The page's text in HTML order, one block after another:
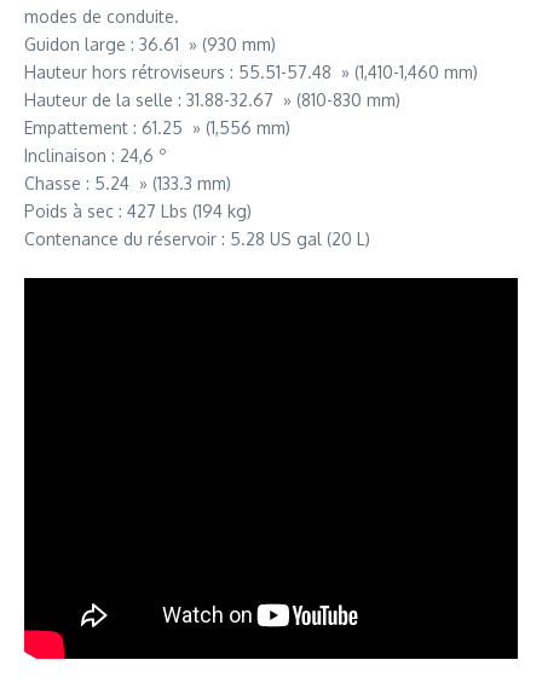
modes de conduite.
Guidon large : 36.61 » (930 mm)
Hauteur hors rétroviseurs : 55.51-57.48 » (1,410-1,460 mm)
Hauteur de la selle : 31.88-32.67 » (810-830 mm)
Empattement : 61.25 » (1,556 mm)
Inclinaison : 24,6 º
Chasse : 5.24 » (133.3 mm)
Poids à sec : 427 Lbs (194 kg)
Contenance du réservoir : 5.28 US gal (20 L)